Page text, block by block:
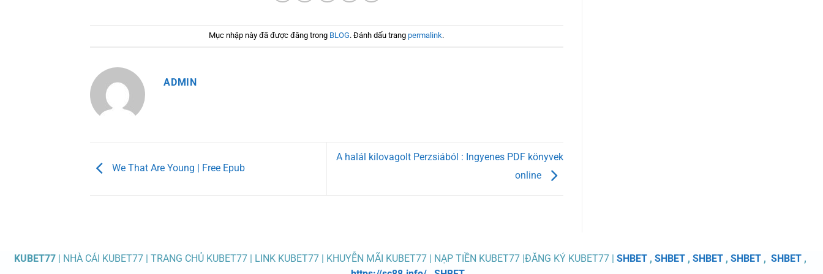
Mục nhập này đã được đăng trong BLOG. Đánh dấu trangpermalink.
ADMIN
We That Are Young | Free Epub
A halál kilovagolt Perzsiából : Ingyenes PDF könyvek
online
KUBET77 | NHÀ CÁI KUBET77 | TRANG CHỦ KUBET77 | LINK KUBET77 | KHUYỄN MÃI KUBET77 | NẠP TIỀN KUBET77 |ĐĂNG KÝ KUBET77 | SHBET , SHBET , SHBET , SHBET , SHBET ,